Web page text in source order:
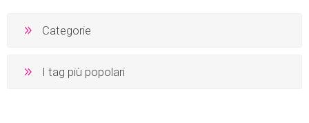
Categorie
I tag più popolari